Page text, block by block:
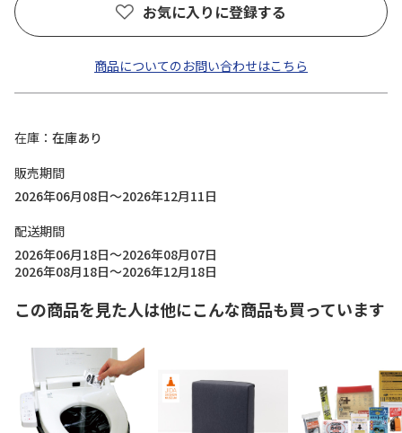
お気に入りに登録する
商品についてのお問い合わせはこちら
在庫
在庫あり
販売期間
2026年06月08日～2026年12月11日
配送期間
2026年06月18日～2026年08月07日
2026年08月18日～2026年12月18日
この商品を見た人は他にこんな商品も買っています